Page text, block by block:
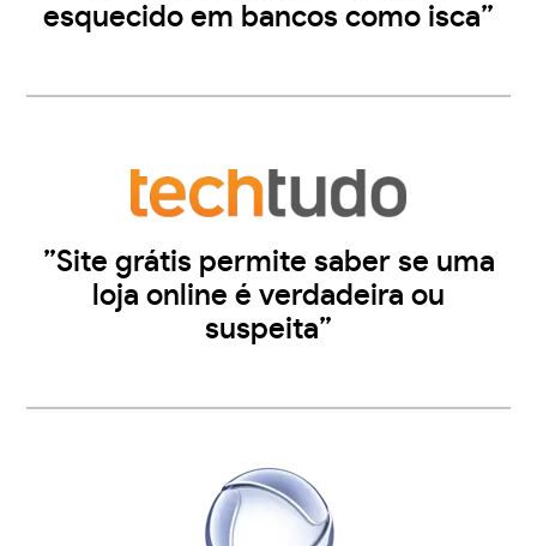
esquecido em bancos como isca”
”Site grátis permite saber se uma
loja online é verdadeira ou
suspeita”